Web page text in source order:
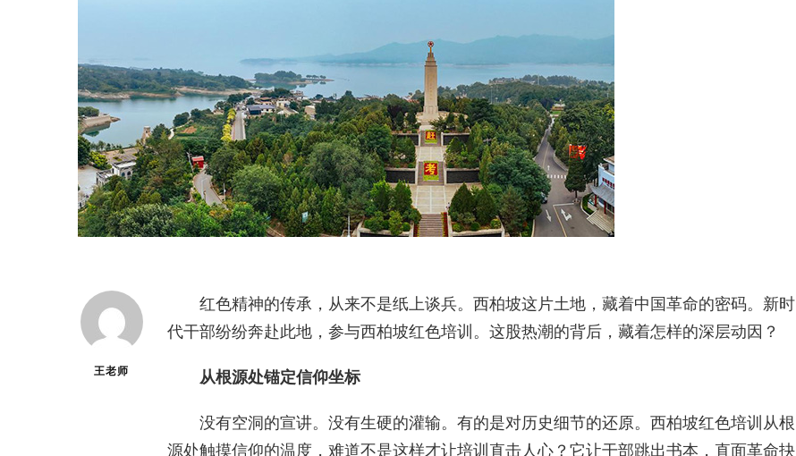
王老师
红色精神的传承，从来不是纸上谈兵。西柏坡这片土地，藏着中国革命的密码。新时
代干部纷纷奔赴此地，参与西柏坡红色培训。这股热潮的背后，藏着怎样的深层动因？
从根源处锚定信仰坐标
没有空洞的宣讲。没有生硬的灌输。有的是对历史细节的还原。西柏坡红色培训从根
源处触摸信仰的温度，难道不是这样才让培训直击人心？它让干部跳出书本，直面革命抉